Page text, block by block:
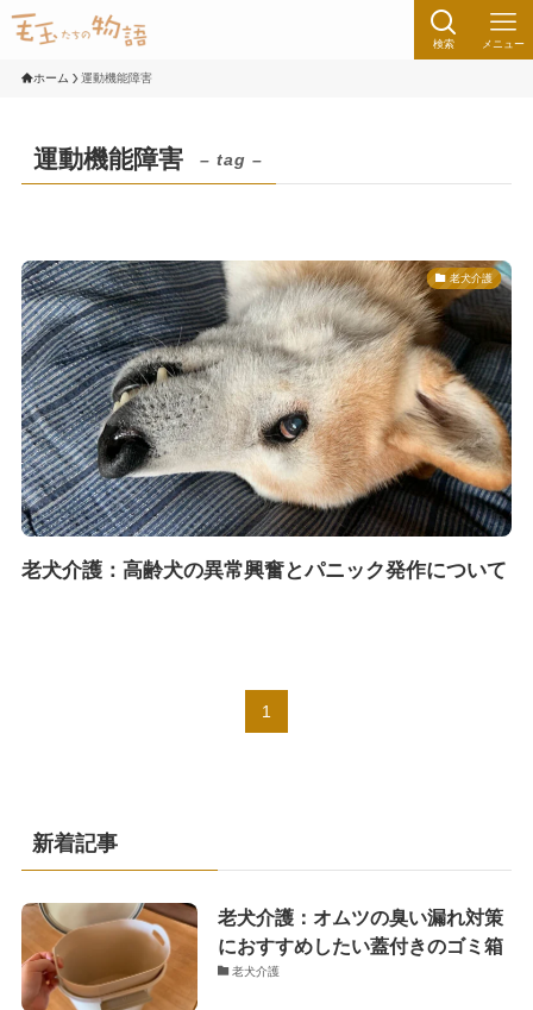
検索 メニュー
ホーム 運動機能障害
運動機能障害 – tag –
老犬介護
老犬介護：高齢犬の異常興奮とパニック発作について
1